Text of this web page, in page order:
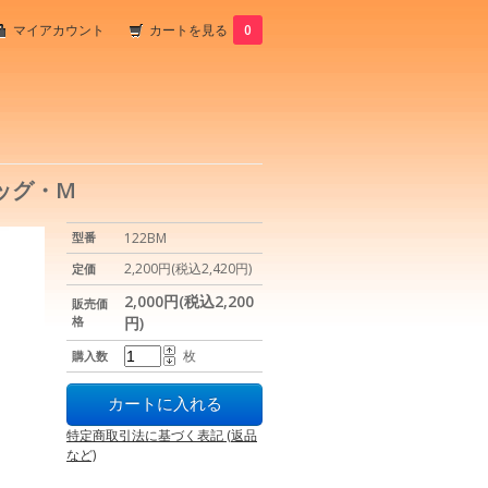
マイアカウント カートを見る 0
グ・M
型番 122BM
定価 2,200円(税込2,420円)
販売価
格
2,000円(税込2,200
円)
購入数 枚
特定商取引法に基づく表記 (返品
など)